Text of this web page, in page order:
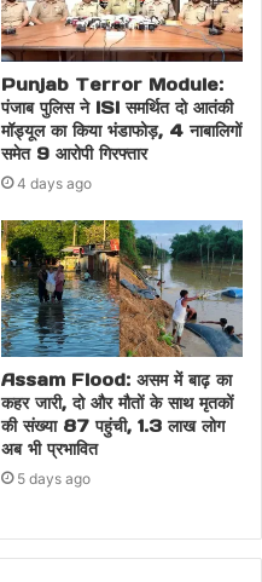
Punjab Terror Module:
पंजाब पुलिस ने ISI समर्थित दो आतंकी
मॉड्यूल का किया भंडाफोड़, 4 नाबालिगों
समेत 9 आरोपी गिरफ्तार
4 days ago
Assam Flood: असम में बाढ़ का
कहर जारी, दो और मौतों के साथ मृतकों
की संख्या 87 पहुंची, 1.3 लाख लोग
अब भी प्रभावित
5 days ago